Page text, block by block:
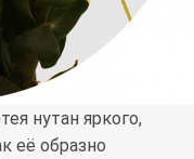
нутан яркого,
её образно